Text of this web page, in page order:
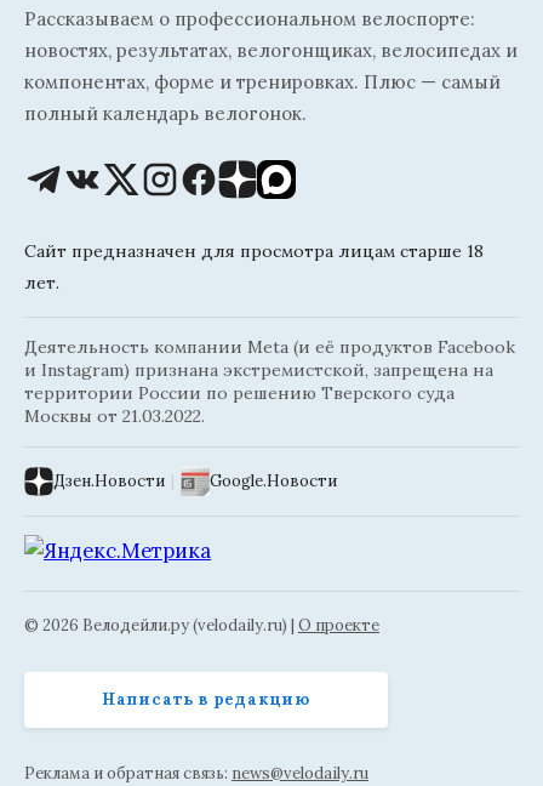
Рассказываем о профессиональном велоспорте:
новостях, результатах, велогонщиках, велосипедах и
компонентах, форме и тренировках. Плюс — самый
полный календарь велогонок.
Сайт предназначен для просмотра лицам старше 18
лет.
Деятельность компании Meta (и её продуктов Facebook
и Instagram) признана экстремистской, запрещена на
территории России по решению Тверского суда
Москвы от 21.03.2022.
Дзен.Новости | Google.Новости
© 2026 Велодейли.ру (velodaily.ru) | О проекте
Написать в редакцию
Реклама и обратная связь: news@velodaily.ru